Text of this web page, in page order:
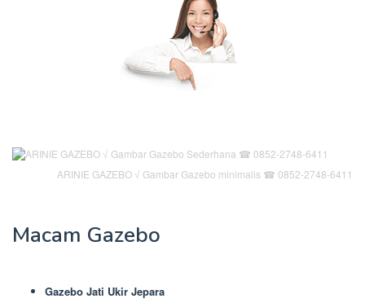
ARINIE GAZEBO √ Gambar Gazebo minimalis ☎ 0852-2748-6411
Macam Gazebo
Gazebo Jati Ukir Jepara